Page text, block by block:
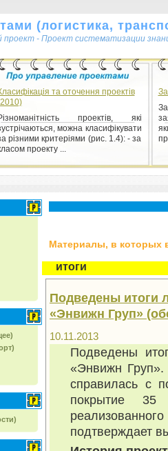
(логистика,
проект - Проект систематизации
та оточення проектів
проектів, які
можна класифікувати
різними критеріями (рис. 1.4): - за
проекту ...
Материалы, в которых
итоги
Подведены итоги
«Энвижн Груп»
10.11.2013
Подведены
«Энвижн Груп».
справилась с
покрытие 35
подтверждает